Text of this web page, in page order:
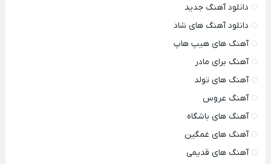
دانلود آهنگ جدید
دانلود آهنگ های شاد
آهنگ های هیپ هاپ
آهنگ برای مادر
آهنگ های تولد
آهنگ عروس
آهنگ های باشگاه
آهنگ های غمگین
آهنگ های قدیمی